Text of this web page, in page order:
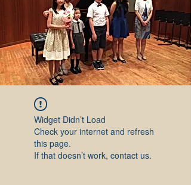
Widget Didn’t Load
Check your internet and refresh
this page.
If that doesn’t work, contact us.